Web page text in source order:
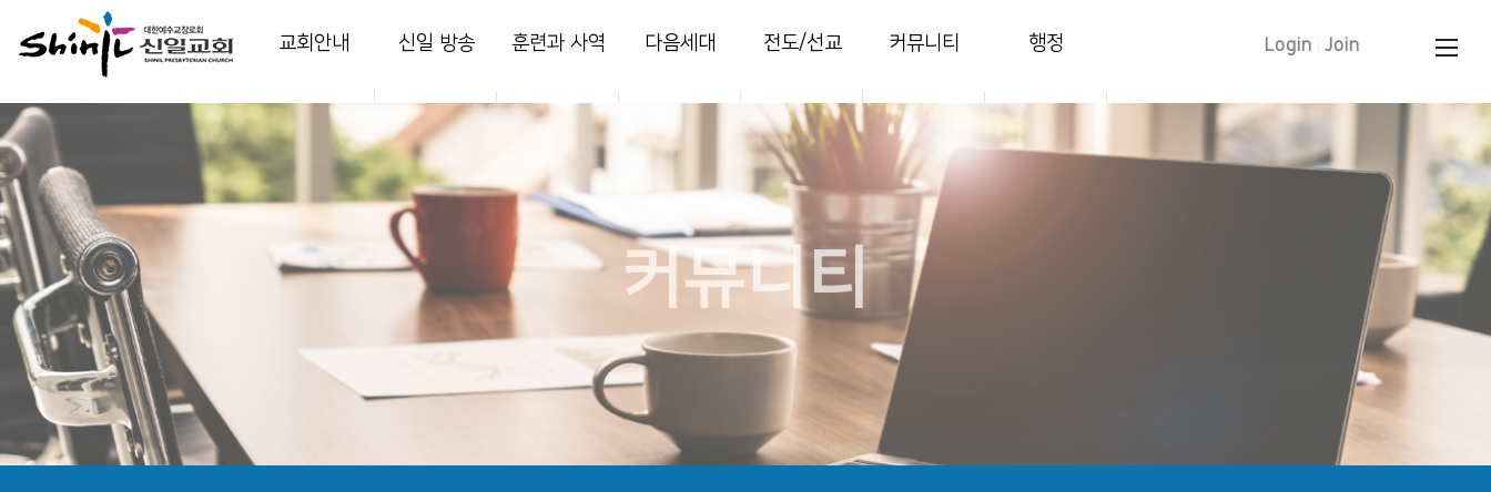
교회안내
인사말
교회역사
예배안내
신일 방송
담임 목사 설교
부교역자 설교
다음 세대 영상
온가정예배
찬양
훈련과 사역
훈련
목장
새가족
다음세대
영아부
초등부
청소년부
전도/선교
지역전도
국내선교
해외선교
커뮤니티
열린마당
사진 갤러리
주보
찬양콘티
세미나
세이레특별새벽
부흥회
행정
양육훈련 신청
Login Join
커뮤니티